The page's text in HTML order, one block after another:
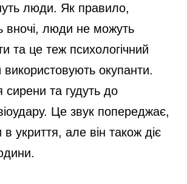
люди. Як правило,
вночі, люди не можуть
та це теж психологічний
окупанти.
та гудуть до
Це звук попереджає,
укриття, але він також діє